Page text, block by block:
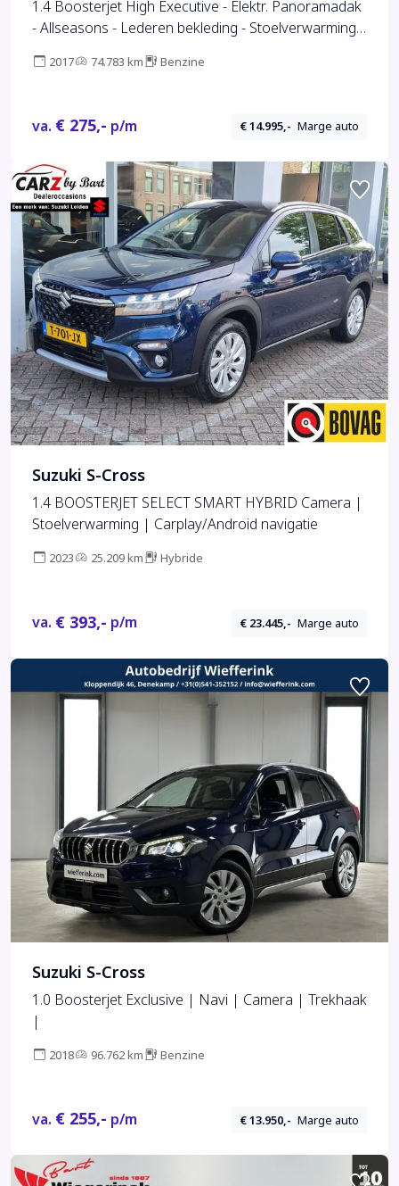
1.4 Boosterjet High Executive - Elektr. Panoramadak
- Allseasons - Lederen bekleding - Stoelverwarming -
2017 74.783 km Benzine
va. € 275,- p/m € 14.995,- Marge auto
Suzuki S-Cross
1.4 BOOSTERJET SELECT SMART HYBRID Camera |
Stoelverwarming | Carplay/Android navigatie
2023 25.209 km Hybride
va. € 393,- p/m € 23.445,- Marge auto
Suzuki S-Cross
1.0 Boosterjet Exclusive | Navi | Camera | Trekhaak
|
2018 96.762 km Benzine
va. € 255,- p/m € 13.950,- Marge auto